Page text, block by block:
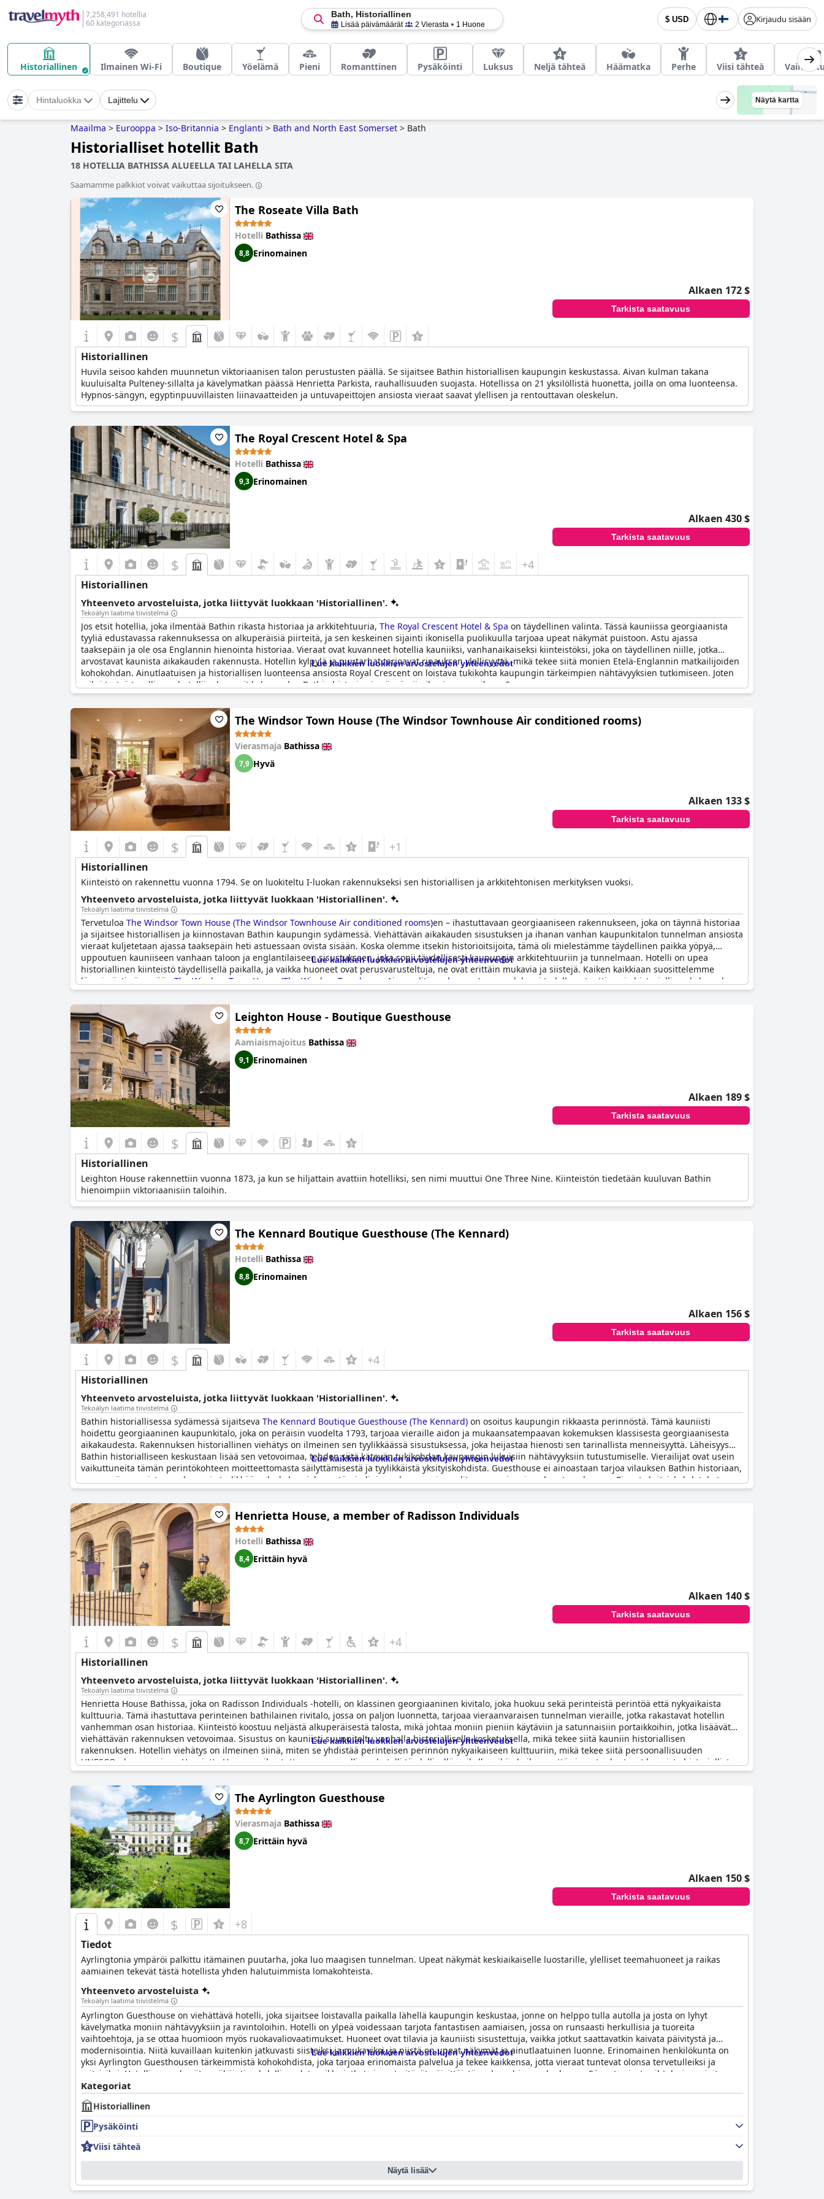
7,258,491 hotellia
60 kategoriassa
$ USD Kirjaudu sisään
Bath, Historiallinen
Lisää päivämäärät 2 Vierasta 1 Huone
Historiallinen Ilmainen Wi-Fi Boutique Yöelämä Pieni Romanttinen Pysäköinti Luksus Neljä tähteä Häämatka Perhe Viisi tähteä Vain
Hintaluokka Lajittelu Näytä kartta
Maailma > Eurooppa > Iso-Britannia > Englanti > Bath and North East Somerset > Bath
Historialliset hotellit Bath
18 HOTELLIA BATHISSA ALUEELLA TAI LAHELLA SITA
Saamamme palkkiot voivat vaikuttaa sijoitukseen.
The Roseate Villa Bath
Hotelli Bathissa
8,8 Erinomainen
Alkaen 172 $
Tarkista saatavuus
$
Historiallinen
Huvila seisoo kahden muunnetun viktoriaanisen talon perustusten päällä. Se sijaitsee Bathin historiallisen kaupungin keskustassa. Aivan kulman takana
kuuluisalta Pulteney-sillalta ja kävelymatkan päässä Henrietta Parkista, rauhallisuuden suojasta. Hotellissa on 21 yksilöllistä huonetta, joilla on oma luonteensa.
Hypnos-sängyn, egyptinpuuvillaisten liinavaatteiden ja untuvapeittojen ansiosta vieraat saavat ylellisen ja rentouttavan oleskelun.
The Royal Crescent Hotel & Spa
Hotelli Bathissa
9,3 Erinomainen
Alkaen 430 $
Tarkista saatavuus
$ +4
Historiallinen
Yhteenveto arvosteluista, jotka liittyvät luokkaan 'Historiallinen'.
Tekoälyn laatima tiivistelmä
Jos etsit hotellia, joka ilmentää Bathin rikasta historiaa ja arkkitehtuuria, The Royal Crescent Hotel & Spa on täydellinen valinta. Tässä kauniissa georgiaanista
tyyliä edustavassa rakennuksessa on alkuperäisiä piirteitä, ja sen keskeinen sijainti ikonisella puolikuulla tarjoaa upeat näkymät puistoon. Astu ajassa
taaksepäin ja ole osa Englannin hienointa historiaa. Vieraat ovat kuvanneet hotellia kauniiksi, vanhanaikaiseksi kiinteistöksi, joka on täydellinen niille, jotka
arvostavat kaunista aikakauden rakennusta. Hotellin kylpylä ja puutarhat tarjoavat ripauksen ylellisyyttä, mikä tekee siitä monien Etelä-Englannin matkailijoiden
kohokohdan. Ainutlaatuisen ja historiallisen luonteensa ansiosta Royal Crescent on loistava tukikohta kaupungin tärkeimpien nähtävyyksien tutkimiseen. Joten
miksi tyytyä tavalliseen hotelliin, kun voit kokea palan Bathin historiaa ja yöpyä niin ikonisessa paikassa?
Lue kaikkien luokkien arvostelujen yhteenvedot
The Windsor Town House (The Windsor Townhouse Air conditioned rooms)
Vierasmaja Bathissa
7,9 Hyvä
Alkaen 133 $
Tarkista saatavuus
$ +1
Historiallinen
Kiinteistö on rakennettu vuonna 1794. Se on luokiteltu I-luokan rakennukseksi sen historiallisen ja arkkitehtonisen merkityksen vuoksi.
Yhteenveto arvosteluista, jotka liittyvät luokkaan 'Historiallinen'.
Tekoälyn laatima tiivistelmä
Tervetuloa The Windsor Town House (The Windsor Townhouse Air conditioned rooms)en – ihastuttavaan georgiaaniseen rakennukseen, joka on täynnä historiaa
ja sijaitsee historiallisen ja kiinnostavan Bathin kaupungin sydämessä. Viehättävän aikakauden sisustuksen ja ihanan vanhan kaupunkitalon tunnelman ansiosta
vieraat kuljetetaan ajassa taaksepäin heti astuessaan ovista sisään. Koska olemme itsekin historioitsijoita, tämä oli mielestämme täydellinen paikka yöpyä,
uppoutuen kauniiseen vanhaan taloon ja englantilaiseen sisustukseen, joka sopii täydellisesti kaupungin arkkitehtuuriin ja tunnelmaan. Hotelli on upea
historiallinen kiinteistö täydellisellä paikalla, ja vaikka huoneet ovat perusvarusteltuja, ne ovat erittäin mukavia ja siistejä. Kaiken kaikkiaan suosittelemme
lämpimästi yöpymään The Windsor Town House (The Windsor Townhouse Air conditioned rooms) ssa saadaksesi todella autenttisen ja historiallisen kokemuksen
Bathissa.
Lue kaikkien luokkien arvostelujen yhteenvedot
Leighton House - Boutique Guesthouse
Aamiaismajoitus Bathissa
9,1 Erinomainen
Alkaen 189 $
Tarkista saatavuus
$
Historiallinen
Leighton House rakennettiin vuonna 1873, ja kun se hiljattain avattiin hotelliksi, sen nimi muuttui One Three Nine. Kiinteistön tiedetään kuuluvan Bathin
hienoimpiin viktoriaanisiin taloihin.
The Kennard Boutique Guesthouse (The Kennard)
Hotelli Bathissa
8,8 Erinomainen
Alkaen 156 $
Tarkista saatavuus
$ +4
Historiallinen
Yhteenveto arvosteluista, jotka liittyvät luokkaan 'Historiallinen'.
Tekoälyn laatima tiivistelmä
Bathin historiallisessa sydämessä sijaitseva The Kennard Boutique Guesthouse (The Kennard) on osoitus kaupungin rikkaasta perinnöstä. Tämä kauniisti
hoidettu georgiaaninen kaupunkitalo, joka on peräisin vuodelta 1793, tarjoaa vieraille aidon ja mukaansatempaavan kokemuksen klassisesta georgiaanisesta
aikakaudesta. Rakennuksen historiallinen viehätys on ilmeinen sen tyylikkäässä sisustuksessa, joka heijastaa hienosti sen tarinallista menneisyyttä. Läheisyys
Bathin historialliseen keskustaan lisää sen vetovoimaa, tehden siitä kätevän tukikohdan kaupungin lukuisiin nähtävyyksiin tutustumiselle. Vierailijat ovat usein
vaikuttuneita tämän perintökohteen moitteettomasta säilyttämisestä ja tyylikkäistä yksityiskohdista. Guesthouse ei ainoastaan tarjoa vilauksen Bathin historiaan,
vaan myös varmistaa mukavan ja tyylikkään oleskelun, joka on täysin linjassa kaupungin vaalitun georgiaanisen luonteen kanssa. Pienet yksityiskohdat, kuten
humbug-makeiset eteisessä, lisäävät tämän aikakauden helmen viehätystä ja yleistä historiallista tunnelmaa.
Lue kaikkien luokkien arvostelujen yhteenvedot
Henrietta House, a member of Radisson Individuals
Hotelli Bathissa
8,4 Erittäin hyvä
Alkaen 140 $
Tarkista saatavuus
$ +4
Historiallinen
Yhteenveto arvosteluista, jotka liittyvät luokkaan 'Historiallinen'.
Tekoälyn laatima tiivistelmä
Henrietta House Bathissa, joka on Radisson Individuals -hotelli, on klassinen georgiaaninen kivitalo, joka huokuu sekä perinteistä perintöä että nykyaikaista
kulttuuria. Tämä ihastuttava perinteinen bathilainen rivitalo, jossa on paljon luonnetta, tarjoaa vieraanvaraisen tunnelman vieraille, jotka rakastavat hotellin
vanhemman osan historiaa. Kiinteistö koostuu neljästä alkuperäisestä talosta, mikä johtaa moniin pieniin käytäviin ja satunnaisiin portaikkoihin, jotka lisäävät
viehättävän rakennuksen vetovoimaa. Sisustus on kauniisti suunniteltu vanhalla historiallisella kosketuksella, mikä tekee siitä kauniin historiallisen
rakennuksen. Hotellin viehätys on ilmeinen siinä, miten se yhdistää perinteisen perinnön nykyaikaiseen kulttuuriin, mikä tekee siitä persoonallisuuden
UNESCOn kaupungissa. Henrietta House on ihastuttava persoonallinen hotelli täydellisellä paikalla, eikä ole ihme, että vieraat rakastavat kaunista historiallista
rakennusta.
Lue kaikkien luokkien arvostelujen yhteenvedot
The Ayrlington Guesthouse
Vierasmaja Bathissa
8,7 Erittäin hyvä
Alkaen 150 $
Tarkista saatavuus
$ +8
Tiedot
Ayrlingtonia ympäröi palkittu itämainen puutarha, joka luo maagisen tunnelman. Upeat näkymät keskiaikaiselle luostarille, ylelliset teemahuoneet ja raikas
aamiainen tekevät tästä hotellista yhden halutuimmista lomakohteista.
Yhteenveto arvosteluista
Tekoälyn laatima tiivistelmä
Ayrlington Guesthouse on viehättävä hotelli, joka sijaitsee loistavalla paikalla lähellä kaupungin keskustaa, jonne on helppo tulla autolla ja josta on lyhyt
kävelymatka moniin nähtävyyksiin ja ravintoloihin. Hotelli on ylpeä voidessaan tarjota fantastisen aamiaisen, jossa on runsaasti herkullisia ja tuoreita
vaihtoehtoja, ja se ottaa huomioon myös ruokavaliovaatimukset. Huoneet ovat tilavia ja kauniisti sisustettuja, vaikka jotkut saattavatkin kaivata päivitystä ja
modernisointia. Niitä kuvaillaan kuitenkin jatkuvasti siisteiksi ja mukaviksi, ja niistä on upeat näkymät ja ainutlaatuinen luonne. Erinomainen henkilökunta on
yksi Ayrlington Guesthousen tärkeimmistä kohokohdista, joka tarjoaa erinomaista palvelua ja tekee kaikkensa, jotta vieraat tuntevat olonsa tervetulleiksi ja
erityisiksi. Hotellissa on hyvät pysäköintimahdollisuudet, vaikka jotkut vieraat pitävät päivittäistä maksua hieman korkeana. Sängyt saivat vaihtelevia arvioita,
vaikka monet pitivät niitä mukavina ja miellyttävinä. Kaiken kaikkiaan Ayrlington Guesthouse on huippuhotelli, jossa on upeat isännät ja joka on ehdottomasti
vierailun arvoinen.
Lue kaikkien luokkien arvostelujen yhteenvedot
Kategoriat
Historiallinen
Pysäköinti
Viisi tähteä
Näytä lisää